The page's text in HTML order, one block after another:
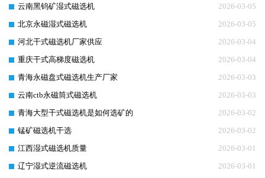
2026-03-05
云南黑钨矿湿式磁选机
2026-03-05
北京永磁湿式磁选机
2026-03-04
河北干式磁选机厂家供应
2026-03-04
重庆干式高梯度磁选机
2026-03-03
青海永磁盘式磁选机生产厂家
2026-03-03
云南ctb永磁筒式磁选机
2026-03-02
青海大型干式磁选机是如何选矿的
2026-03-02
锰矿磁选机干选
2026-03-01
江西湿式磁选机质量
2026-03-01
辽宁湿式逆流磁选机